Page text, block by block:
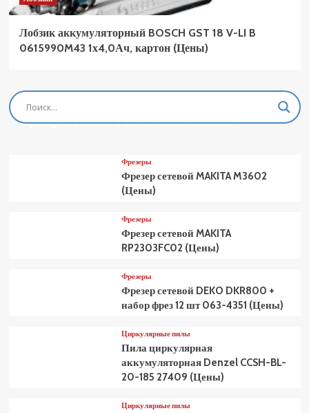
Лобзик аккумуляторный BOSCH GST 18 V-LI B
0615990M43 1х4,0Ач, картон (Цены)
Фрезеры
Фрезер сетевой MAKITA M3601 (Цены)
Фрезеры
Фрезер сетевой MAKITA M3602
(Цены)
Фрезеры
Фрезер сетевой MAKITA
RP2303FC02 (Цены)
Фрезеры
Фрезер сетевой DEKO DKR800 +
набор фрез 12 шт 063-4351 (Цены)
Циркулярные пилы
Пила циркулярная
аккумуляторная Denzel CCSH-BL-
20-185 27409 (Цены)
Циркулярные пилы